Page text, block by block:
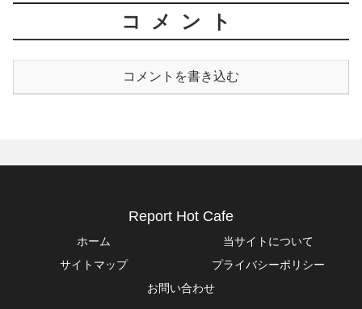
コメント
コメントを書き込む
Report Hot Cafe
ホーム
当サイトについて
サイトマップ
プライバシーポリシー
お問い合わせ